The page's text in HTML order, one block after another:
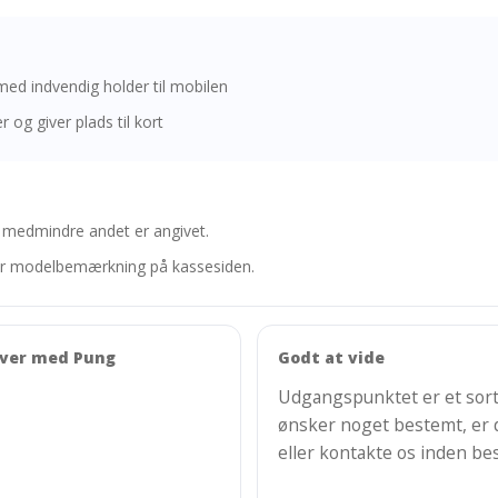
indvendig holder til mobilen
og giver plads til kort
andet er angivet.
modelbemærkning på kassesiden.
med Pung Godt at vide
Udgangspunktet er et
ønsker noget bestemt,
eller kontakte os inden